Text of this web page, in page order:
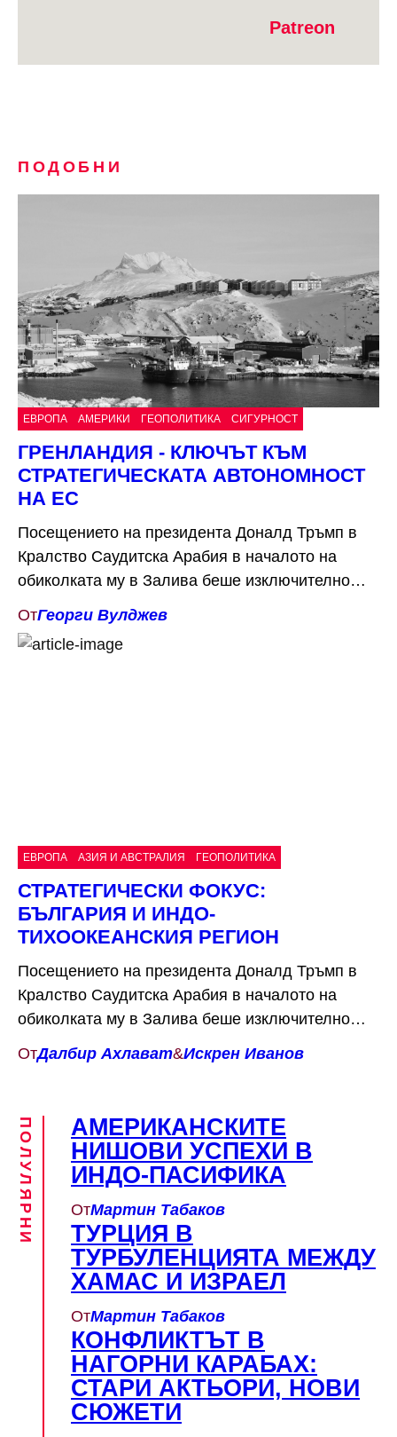
Patreon
ПОДОБНИ
ЕВРОПА АМЕРИКИ ГЕОПОЛИТИКА СИГУРНОСТ
ГРЕНЛАНДИЯ - КЛЮЧЪТ КЪМ
СТРАТЕГИЧЕСКАТА АВТОНОМНОСТ
НА ЕС
Посещението на президента Доналд Тръмп в
Кралство Саудитска Арабия в началото на
обиколката му в Залива беше изключително
събитие както по форма, така и по съдържание.
То пренареди американските приоритети в
Близкия изток и отвори вратата за нов
ОтГеорги Вулджев
ЕВРОПА АЗИЯ И АВСТРАЛИЯ ГЕОПОЛИТИКА
СТРАТЕГИЧЕСКИ ФОКУС:
БЪЛГАРИЯ И ИНДО-
ТИХООКЕАНСКИЯ РЕГИОН
Посещението на президента Доналд Тръмп в
Кралство Саудитска Арабия в началото на
обиколката му в Залива беше изключително
събитие както по форма, така и по съдържание.
То пренареди американските приоритети в
стратегически подход, основан на принципа
сделки и резултати, отдалечавайки се от
моралната реторика и идеологическия дискурс,
доминирали […]
ОтДалбир Ахлават&Искрен Иванов
ПОЛУЛЯРНИ
АМЕРИКАНСКИТЕ
НИШОВИ УСПЕХИ В
ИНДО-ПАСИФИКА
ОтМартин Табаков
ТУРЦИЯ В
ТУРБУЛЕНЦИЯТА МЕЖДУ
ХАМАС И ИЗРАЕЛ
ОтМартин Табаков
КОНФЛИКТЪТ В
НАГОРНИ КАРАБАХ:
СТАРИ АКТЬОРИ, НОВИ
СЮЖЕТИ